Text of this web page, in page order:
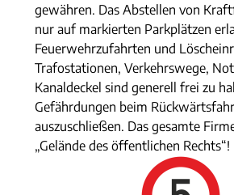
gewähren. Das Abstellen von
nur auf markierten Parkplätzen
Feuerwehrzufahrten und
Trafostationen, Verkehrswege,
Kanaldeckel sind generell frei zu
Gefährdungen beim
auszuschließen. Das gesamte
„Gelände des öffentlichen Rechts“!